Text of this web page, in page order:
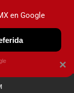
×
en Google